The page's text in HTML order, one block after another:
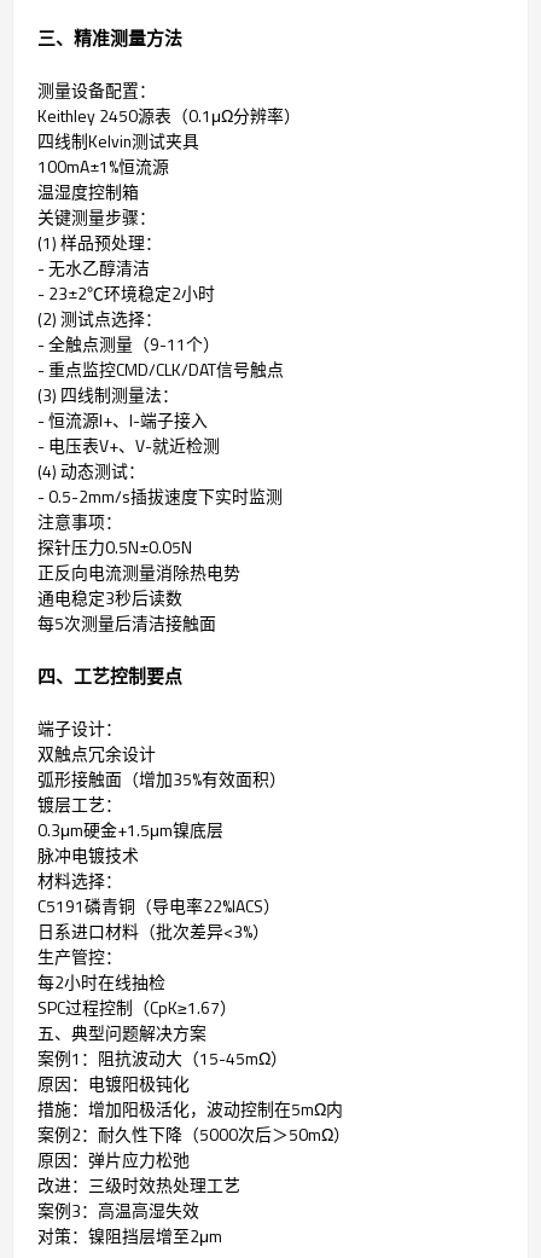
三、精准测量方法
测量设备配置：
Keithley 2450源表（0.1μΩ分辨率）
四线制Kelvin测试夹具
100mA±1%恒流源
温湿度控制箱
关键测量步骤：
(1) 样品预处理：
- 无水乙醇清洁
- 23±2℃环境稳定2小时
(2) 测试点选择：
- 全触点测量（9-11个）
- 重点监控CMD/CLK/DAT信号触点
(3) 四线制测量法：
- 恒流源I+、I-端子接入
- 电压表V+、V-就近检测
(4) 动态测试：
- 0.5-2mm/s插拔速度下实时监测
注意事项：
探针压力0.5N±0.05N
正反向电流测量消除热电势
通电稳定3秒后读数
每5次测量后清洁接触面
四、工艺控制要点
端子设计：
双触点冗余设计
弧形接触面（增加35%有效面积）
镀层工艺：
0.3μm硬金+1.5μm镍底层
脉冲电镀技术
材料选择：
C5191磷青铜（导电率22%IACS）
日系进口材料（批次差异<3%）
生产管控：
每2小时在线抽检
SPC过程控制（CpK≥1.67）
五、典型问题解决方案
案例1：阻抗波动大（15-45mΩ）
原因：电镀阳极钝化
措施：增加阳极活化，波动控制在5mΩ内
案例2：耐久性下降（5000次后＞50mΩ）
原因：弹片应力松弛
改进：三级时效热处理工艺
案例3：高温高湿失效
对策：镍阻挡层增至2μm